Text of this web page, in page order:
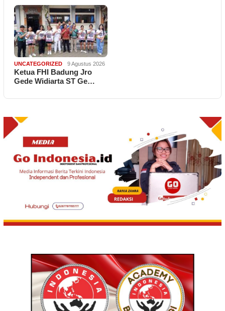
UNCATEGORIZED 9 Agustus 2026
Ketua FHI Badung Jro
Gede Widiarta ST Ge…